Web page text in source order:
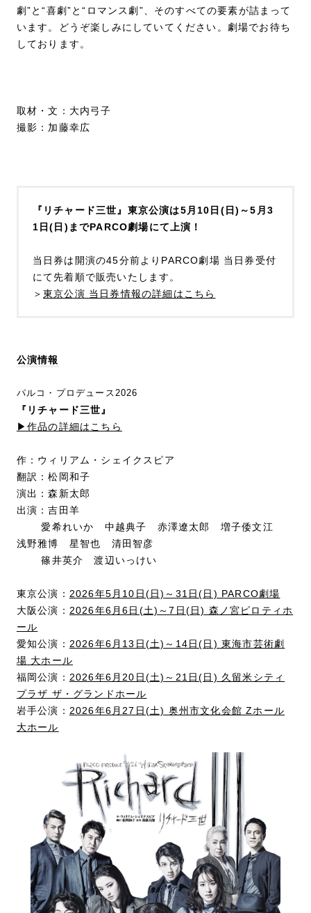
劇”と“喜劇”と“ロマンス劇”、そのすべての要素が詰まって
います。どうぞ楽しみにしていてください。劇場でお待ち
しております。
取材・文：大内弓子
撮影：加藤幸広
『リチャード三世』東京公演は5月10日(日)～5月3
1日(日)までPARCO劇場にて上演！
当日券は開演の45分前よりPARCO劇場 当日券受付
にて先着順で販売いたします。
＞東京公演 当日券情報の詳細はこちら
公演情報
パルコ・プロデュース2026
『リチャード三世』
▶︎作品の詳細はこちら
作：ウィリアム・シェイクスピア
翻訳：松岡和子
演出：森新太郎
出演：吉田羊
愛希れいか 中越典子 赤澤遼太郎 増子倭文江
浅野雅博
星智也
清田智彦
篠井英介 渡辺いっけい
東京公演： 2026年5月10日(日)～31日(日) PARCO劇場
大阪公演： 2026年6月6日(土)～7日(日) 森ノ宮ピロティホ
ール
愛知公演： 2026年6月13日(土)～14日(日) 東海市芸術劇
場 大ホール
福岡公演： 2026年6月20日(土)～21日(日) 久留米シティ
プラザ ザ・グランドホール
岩手公演： 2026年6月27日(土) 奥州市文化会館 Zホール
大ホール